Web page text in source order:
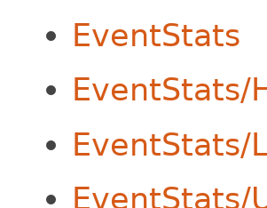
EventStats
EventStats/
EventStats/
EventStats/